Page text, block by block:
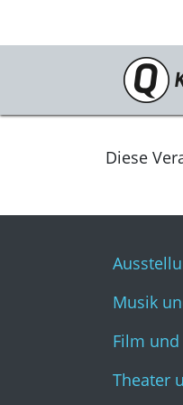
Diese
Musik
Film und
Theater